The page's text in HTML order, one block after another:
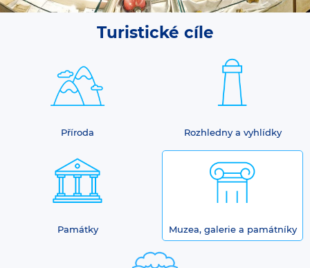
Turistické cíle
Příroda Rozhledny a vyhlídky
Památky Muzea, galerie a památníky